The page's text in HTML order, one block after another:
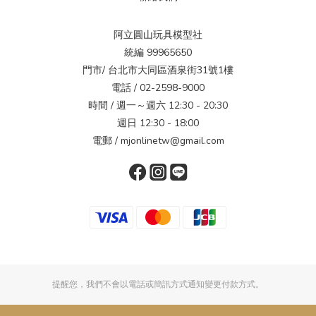
阿立圓山玩具模型社
統編 99965650
門市/ 台北市大同區酒泉街31號1樓
電話 / 02-2598-9000
時間 / 週一～週六 12:30 - 20:30
週日 12:30 - 18:00
電郵 / mjonlinetw@gmail.com
提醒您，我們不會以電話或簡訊方式通知變更付款方式。